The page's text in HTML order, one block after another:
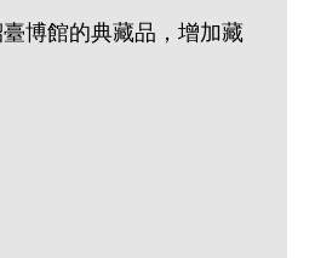
博館的典藏品 ， 增加藏